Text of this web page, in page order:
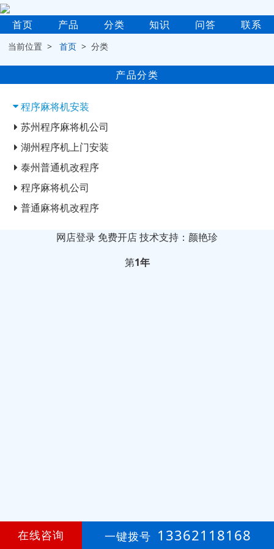
首页 产品 分类 知识 问答 联系
当前位置 >首页 > 分类
产品分类
程序麻将机安装
苏州程序麻将机公司
湖州程序机上门安装
泰州普通机改程序
程序麻将机公司
普通麻将机改程序
网店登录 免费开店技术支持：颜艳珍
第1年
在线咨询 一键拨号 13362118168